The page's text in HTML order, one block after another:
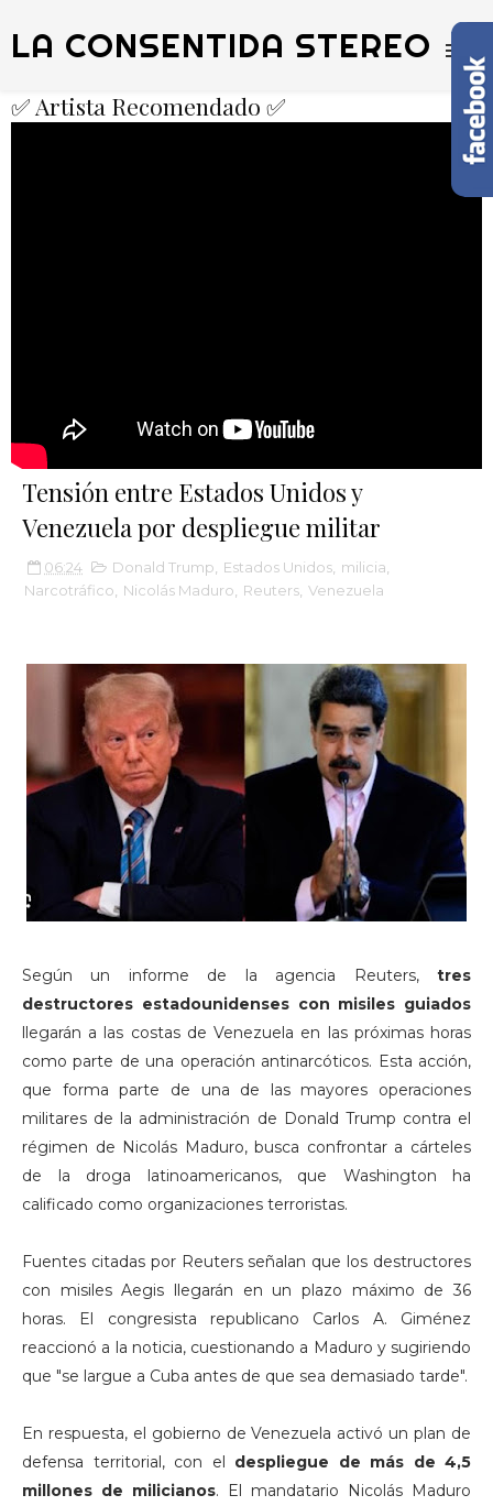
LA CONSENTIDA STEREO
✅ Artista Recomendado ✅
Tensión entre Estados Unidos y
Venezuela por despliegue militar
06:24 Donald Trump Estados Unidos milicia
Narcotráfico
Nicolás Maduro Reuters Venezuela
Según un informe de la agencia Reuters, tres
destructores estadounidenses con misiles guiados
llegarán a las costas de Venezuela en las próximas horas
como parte de una operación antinarcóticos. Esta acción,
que forma parte de una de las mayores operaciones
militares de la administración de Donald Trump contra el
régimen de Nicolás Maduro, busca confrontar a cárteles
de la droga latinoamericanos, que Washington ha
calificado como organizaciones terroristas.
Fuentes citadas por Reuters señalan que los destructores
con misiles Aegis llegarán en un plazo máximo de 36
horas. El congresista republicano Carlos A. Giménez
reaccionó a la noticia, cuestionando a Maduro y sugiriendo
que "se largue a Cuba antes de que sea demasiado tarde".
En respuesta, el gobierno de Venezuela activó un plan de
defensa territorial, con el despliegue de más de 4,5
millones de milicianos. El mandatario Nicolás Maduro